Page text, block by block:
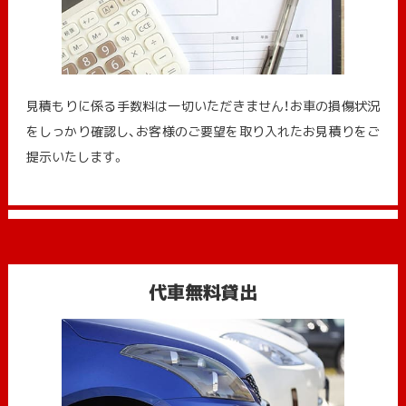
見積もりに係る手数料は一切いただきません！お車の損傷状況
をしっかり確認し、お客様のご要望を取り入れたお見積りをご
提示いたします。
代車無料貸出